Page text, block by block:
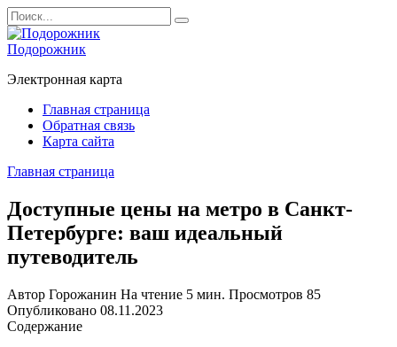
Перейти
к
содержанию
Search
for:
Подорожник
Электронная карта
Главная страница
Обратная связь
Карта сайта
Главная страница
Доступные цены на метро в Санкт-
Петербурге: ваш идеальный
путеводитель
Автор Горожанин На чтение 5 мин. Просмотров 85
Опубликовано 08.11.2023
Содержание